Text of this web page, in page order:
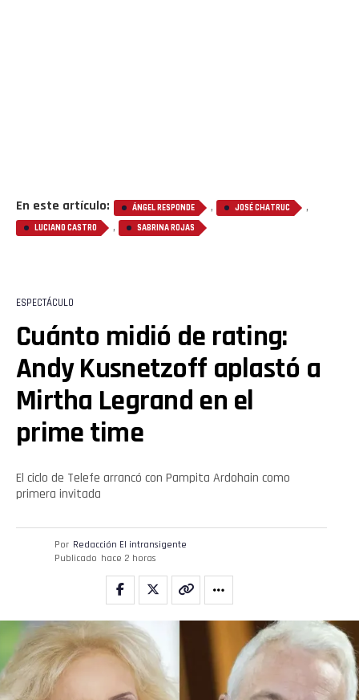
En este artículo: ÁNGEL RESPONDE , JOSÉ CHATRUC ,
LUCIANO CASTRO , SABRINA ROJAS
ESPECTÁCULO
Cuánto midió de rating:
Andy Kusnetzoff aplastó a
Mirtha Legrand en el
prime time
El ciclo de Telefe arrancó con Pampita Ardohain como
primera invitada
Por Redacción El intransigente
Publicado hace 2 horas
Pinterest
Whatsapp
Email